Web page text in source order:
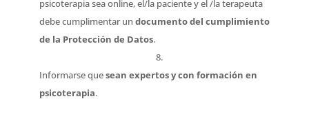
psicoterapia sea online, el/la paciente y el /la terapeuta
debe cumplimentar un documento del cumplimiento
de la Protección de Datos.
Informarse quesean expertos y con formación en
psicoterapia.